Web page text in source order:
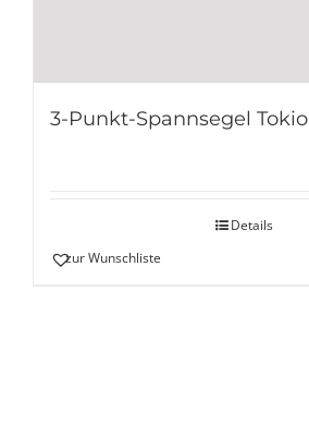
3-Punkt-Spannsegel Tokio
Details
zur Wunschliste